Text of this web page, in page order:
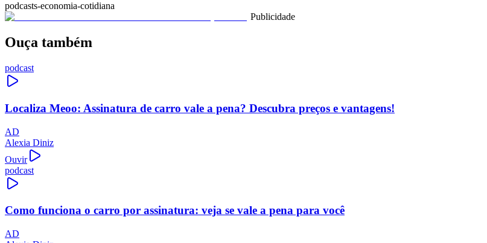
podcasts-economia-cotidiana
Publicidade
Ouça também
podcast
Localiza Meoo: Assinatura de carro vale a pena? Descubra preços e vantagens!
AD
Alexia Diniz
Ouvir
podcast
Como funciona o carro por assinatura: veja se vale a pena para você
AD